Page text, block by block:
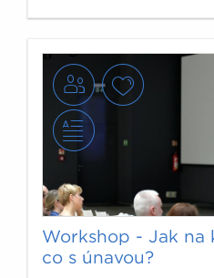
nenarušitelnost spánku.
Workshop - Jak na
co s únavou?